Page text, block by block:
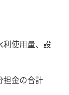
利使用量、設
担金の合計